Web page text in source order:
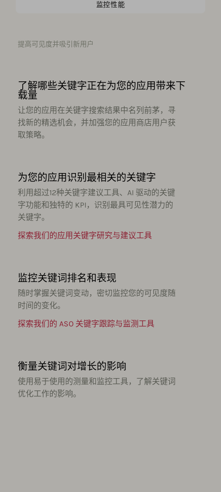
监控性能
提高可见度并吸引新用户
了解哪些关键字正在为您的应用带来下
载量
让您的应用在关键字搜索结果中名列前茅，寻
找新的精选机会，并加强您的应用商店用户获
取策略。
为您的应用识别最相关的关键字
利用超过12种关键字建议工具、AI 驱动的关键
字功能和独特的 KPI，识别最具可见性潜力的
关键字。
探索我们的应用关键字研究与建议工具
监控关键词排名和表现
随时掌握关键词变动，密切监控您的可见度随
时间的变化。
探索我们的 ASO 关键字跟踪与监测工具
衡量关键词对增长的影响
使用易于使用的测量和监控工具，了解关键词
优化工作的影响。